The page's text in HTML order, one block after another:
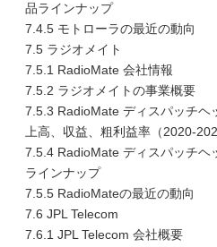
品ラインナップ
7.4.5 モトローラの最近の動向
7.5 ラジオメイト
7.5.1 RadioMate 会社情報
7.5.2 ラジオメイトの事業概要
7.5.3 RadioMate ディスパッチヘ
上高、収益、粗利益率（2020-
7.5.4 RadioMate ディスパッチヘ
ラインナップ
7.5.5 RadioMateの最近の動向
7.6 JPL Telecom
7.6.1 JPL Telecom 会社概要